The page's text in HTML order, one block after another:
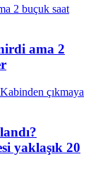
ama 2
yaklaşık 20